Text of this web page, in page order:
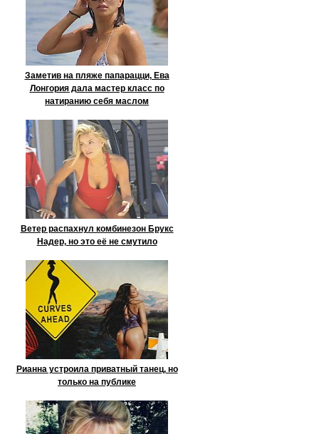
Заметив на пляже папарацци, Ева
Лонгория дала мастер класс по
натиранию себя маслом
Ветер распахнул комбинезон Брукс
Надер, но это её не смутило
Рианна устроила приватный танец, но
только на публике